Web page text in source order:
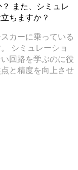
また、シミュレ
ちますか？
カーに乗っている
シミュレーショ
回路を学ぶのに役
と精度を向上させ